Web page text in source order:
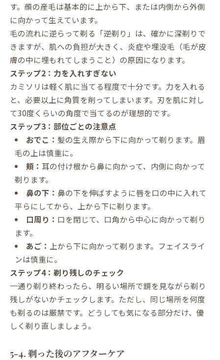
す。顔の産毛は基本的に上から下、または内側から外側
に向かって生えています。
毛の流れに逆らって剃る「逆剃り」は、確かに深剃りで
きますが、肌への負担が大きく、炎症や埋没毛（毛が皮
膚の中に埋もれてしまうこと）の原因になります。
ステップ2：力を入れすぎない
カミソリは軽く肌に当てる程度で十分です。力を入れる
と、必要以上に角質を削ってしまいます。刃を肌に対し
て30度くらいの角度で当てるのが理想的です。
ステップ3：部位ごとの注意点
おでこ： 髪の生え際から下に向かって剃ります。眉
毛の上は慎重に。
頬： 耳の付け根から鼻に向かって、内側に向かって
剃ります。
鼻の下： 鼻の下を伸ばすように唇を口の中に入れて
平らにしてから、上から下に剃ります。
口周り： 口を閉じて、口角から中心に向かって剃り
ます。
あご： 上から下に向かって剃ります。フェイスライ
ンは慎重に。
ステップ4：剃り残しのチェック
一通り剃り終わったら、明るい場所で鏡を見ながら剃り
残しがないかチェックします。ただし、同じ場所を何度
も剃るのは厳禁です。どうしても気になる部分だけ、優
しく剃り直しましょう。
5-4. 剃った後のアフターケア